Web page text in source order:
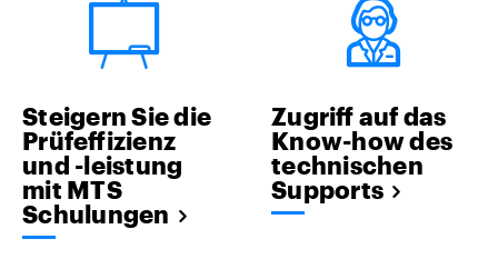
Steigern Sie die
Prüfeffizienz
und -leistung
mit MTS
Schulungen
Zugriff auf das
Know-how des
technischen
Supports